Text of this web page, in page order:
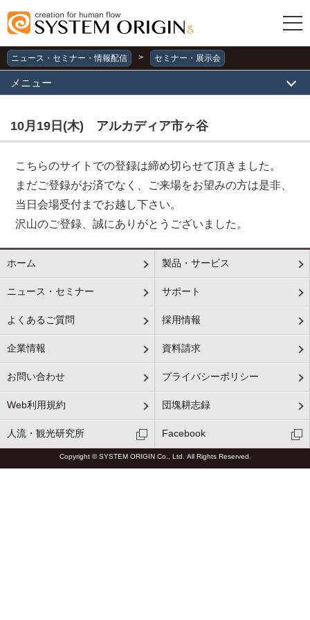
ニュース・セミナー・情報配信 > セミナー・展示会
メニュー
10月19日(木) アルカディア市ヶ谷
こちらのサイトでの登録は締め切らせて頂きました。
まだご登録がお済でなく、ご来場をお望みの方は是非、
当日会場受付までお越し下さい。
沢山のご登録、誠にありがとうございました。
ホーム 製品・サービス
ニュース・セミナー サポート
よくあるご質問 採用情報
企業情報 資料請求
お問い合わせ プライバシーポリシー
Web利用規約 団塊耕志録
人流・観光研究所 Facebook
Copyright © SYSTEM ORIGIN Co., Ltd. All Rights Reserved.